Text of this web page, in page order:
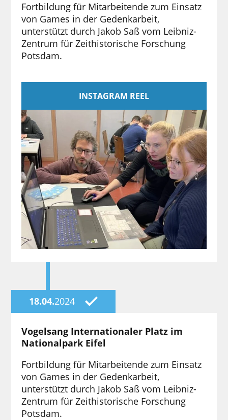
Fortbildung für Mitarbeitende zum Einsatz
von Games in der Gedenkarbeit,
unterstützt durch Jakob Saß vom Leibniz-
Zentrum für Zeithistorische Forschung
Potsdam.
INSTAGRAM REEL
18.04.2024
Vogelsang Internationaler Platz im
Nationalpark Eifel
Fortbildung für Mitarbeitende zum Einsatz
von Games in der Gedenkarbeit,
unterstützt durch Jakob Saß vom Leibniz-
Zentrum für Zeithistorische Forschung
Potsdam.